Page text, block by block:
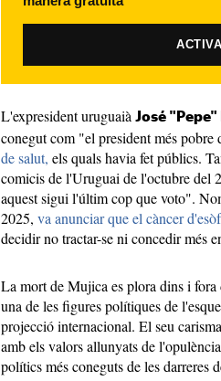
L'expresident uruguaià José
conegut com "el president més pobre
de salut, els quals havia fet públics.
comicis de l'Uruguai de l'octubre del
aquest sigui l'últim cop que voto".
2025, va anunciar que el càncer
decidir no tractar-se ni concedir més
La mort de Mujica es plora dins i fora
una de les figures polítiques de
projecció internacional. El seu
amb els valors allunyats de
polítics més coneguts de les darreres